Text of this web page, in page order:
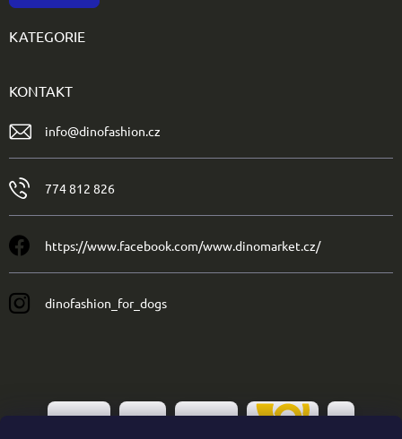
KATEGORIE
KONTAKT
info@dinofashion.cz
774 812 826
https://www.facebook.com/www.dinomarket.cz/
dinofashion_for_dogs